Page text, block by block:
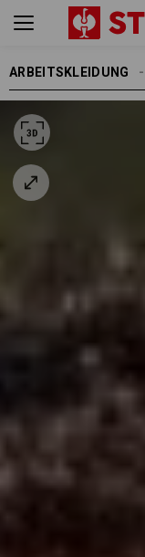
ARBEITSKLEIDUNG
HERREN